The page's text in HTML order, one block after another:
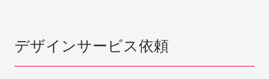
デザインサービス依頼